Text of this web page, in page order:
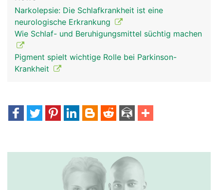
Narkolepsie: Die Schlafkrankheit ist eine
neurologische Erkrankung
Wie Schlaf- und Beruhigungsmittel süchtig machen
Pigment spielt wichtige Rolle bei Parkinson-
Krankheit